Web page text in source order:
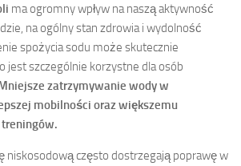
ma ogromny wpływ na naszą aktywność
na ogólny stan zdrowia i wydolność
spożycia sodu może skutecznie
jest szczególnie korzystne dla osób
zatrzymywanie wody w
mobilności oraz większemu
niskosodową często dostrzegają poprawę w